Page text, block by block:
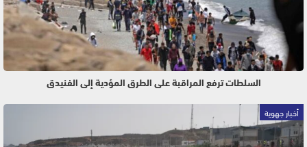
السلطات ترفع المراقبة على الطرق المؤدية إلى الفنيدق
أخبار جهوية